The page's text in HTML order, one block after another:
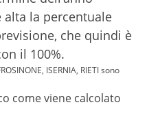
la percentuale
che quindi è
il 100%.
ISERNIA, RIETI sono
come viene calcolato